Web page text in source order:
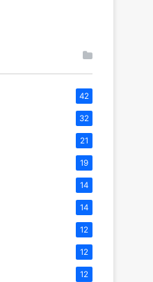
42
32
21
19
14
14
12
12
12